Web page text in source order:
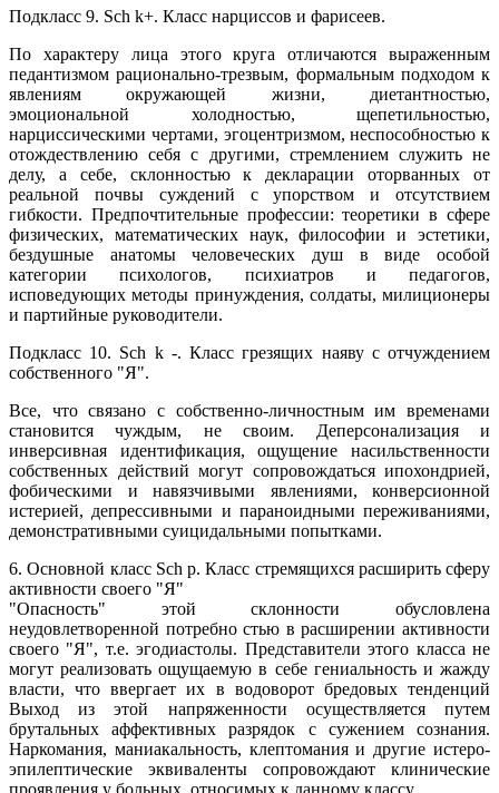
Подкласс 9. Sch k+. Класс нарциссов и фарисеев.
По характеру лица этого круга отличаются выраженным
педантизмом рационально-трезвым, формальным подходом к
явлениям окружающей жизни, диетантностью,
эмоциональной холодностью, щепетильностью,
нарциссическими чертами, эгоцентризмом, неспособностью к
отождествлению себя с другими, стремлением служить не
делу, а себе, склонностью к декларации оторванных от
реальной почвы суждений с упорством и отсутствием
гибкости. Предпочтительные профессии: теоретики в сфере
физических, математических наук, философии и эстетики,
бездушные анатомы человеческих душ в виде особой
категории психологов, психиатров и педагогов,
исповедующих методы принуждения, солдаты, милиционеры
и партийные руководители.
Подкласс 10. Sch k -. Класс грезящих наяву с отчуждением
собственного "Я".
Все, что связано с собственно-личностным им временами
становится чуждым, не своим. Деперсонализация и
инверсивная идентификация, ощущение насильственности
собственных действий могут сопровождаться ипохондрией,
фобическими и навязчивыми явлениями, конверсионной
истерией, депрессивными и параноидными переживаниями,
демонстративными суицидальными попытками.
6. Основной класс Sch p. Класс стремящихся расширить сферу
активности своего "Я"
"Опасность" этой склонности обусловлена
неудовлетворенной потребно стью в расширении активности
своего "Я", т.е. эгодиастолы. Представители этого класса не
могут реализовать ощущаемую в себе гениальность и жажду
власти, что ввергает их в водоворот бредовых тенденций
Выход из этой напряженности осуществляется путем
брутальных аффективных разрядок с сужением сознания.
Наркомания, маниакальность, клептомания и другие истеро-
эпилептические эквиваленты сопровождают клинические